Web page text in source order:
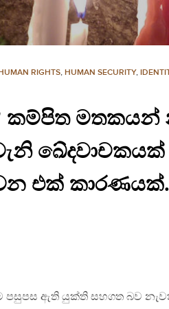
RIGHTS, HUMAN SECURITY,
කම්පිත
වන එක්
පසුපස ඇති යුක්ති සහගත බව